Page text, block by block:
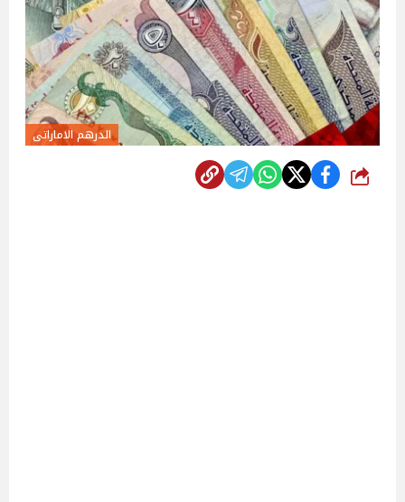
الدرهم الاماراتى
شارك